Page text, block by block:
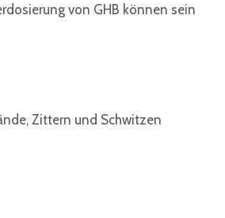
von GHB können sein
Zittern und Schwitzen